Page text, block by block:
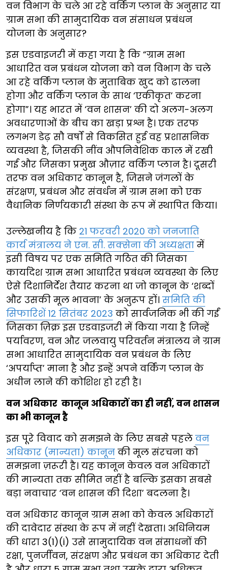
वन विभाग के चले आ रहे वर्किंग प्लान के अनुसार या
ग्राम सभा की सामुदायिक वन संसाधन प्रबंधन
योजना के अनुसार?
इस एडवाइजरी में कहा गया है कि “ग्राम सभा
आधारित वन प्रबंधन योजना को वन विभाग के चले
आ रहे वर्किंग प्लान के मुताबिक खुद को ढालना
होगा और वर्किंग प्लान के साथ ‘एकीकृत’ करना
होगा”। यह भारत में ‘वन शासन’ की दो अलग-अलग
अवधारणाओं के बीच का खड़ा प्रश्न है। एक तरफ
लगभग डेढ़ सौ वर्षों से विकसित हुई वह प्रशासनिक
व्यवस्था है, जिसकी नींव औपनिवेशिक काल में रखी
गई और जिसका प्रमुख औज़ार वर्किंग प्लान है। दूसरी
तरफ वन अधिकार कानून है, जिसने जंगलों के
संरक्षण, प्रबंधन और संवर्धन में ग्राम सभा को एक
वैधानिक निर्णयकारी संस्था के रूप में स्थापित किया।
उल्लेखनीय है कि 21 फरवरी 2020 को जनजाति
कार्य मंत्रालय ने एन. सी. सक्सेना की अध्यक्षता में
इसी विषय पर एक समिति गठित की जिसका
कार्यादेश ग्राम सभा आधारित प्रबंधन व्यवस्था के लिए
ऐसे दिशानिर्देश तैयार करना था जो कानून के ‘शब्दों
और उसकी मूल भावना’ के अनुरूप हों। समिति की
सिफारिशें 12 सितंबर 2023 को सार्वजनिक भी की गईं
जिसका ज़िक्र इस एडवाइजरी में किया गया है जिन्हें
पर्यावरण, वन और जलवायु परिवर्तन मंत्रालय ने ग्राम
सभा आधारित सामुदायिक वन प्रबंधन के लिए
‘अपर्याप्त’ माना है और इन्हें अपने वर्किंग प्लान के
अधीन लाने की कोशिश हो रही है।
वन अधिकार कानून अधिकारों का ही नहीं, वन शासन
का भी कानून है
इस पूरे विवाद को समझने के लिए सबसे पहले वन
अधिकार (मान्यता) कानून की मूल संरचना को
समझना ज़रूरी है। यह कानून केवल वन अधिकारों
की मान्यता तक सीमित नहीं है बल्कि इसका सबसे
बड़ा नवाचार ‘वन शासन की दिशा’ बदलना है।
वन अधिकार कानून ग्राम सभा को केवल अधिकारों
की दावेदार संस्था के रूप में नहीं देखता। अधिनियम
की धारा 3(1)(i) उसे सामुदायिक वन संसाधनों की
रक्षा, पुनर्जीवन, संरक्षण और प्रबंधन का अधिकार देती